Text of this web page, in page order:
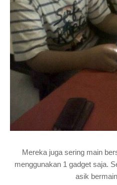
Mereka juga sering main
menggunakan 1 gadget saja.
asik